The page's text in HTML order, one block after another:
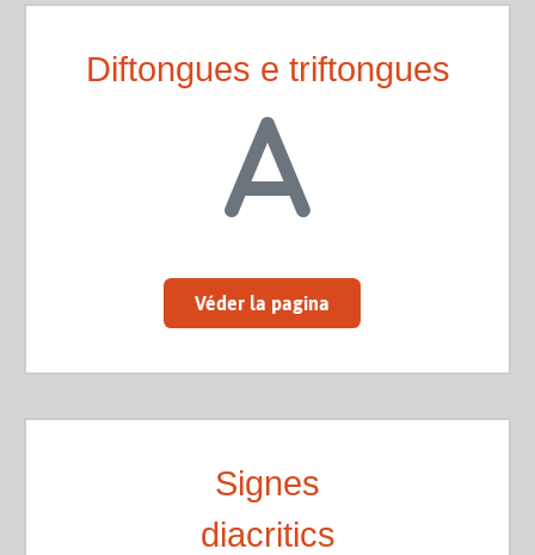
Diftongues e triftongues
Véder la pagina
Signes
diacritics